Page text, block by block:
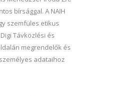
bírsággal. A NAIH
szemfüles etikus
Távközlési és
megrendelők és
adataihoz